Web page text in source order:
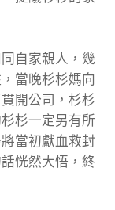
自家親人，幾
當晚杉杉媽向
開公司，杉杉
杉一定另有所
當初獻血救封
恍然大悟，終